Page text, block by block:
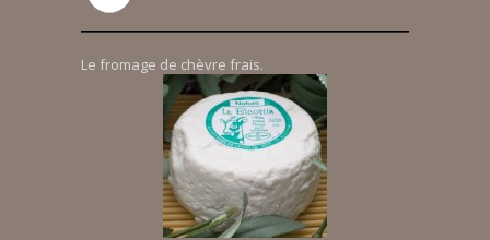
Le fromage de chèvre frais.